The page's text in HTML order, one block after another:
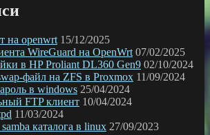
на openwrt 15/12/2025
WireGuard на OpenWrt 07/02/2025
в HP Proliant DL360 Gen9 02/10/2024
файл на ZFS в Proxmox 11/09/2024
в windows 25/04/2024
FTP клиент 10/04/2024
11/03/2024
каталога в linux 27/09/2023